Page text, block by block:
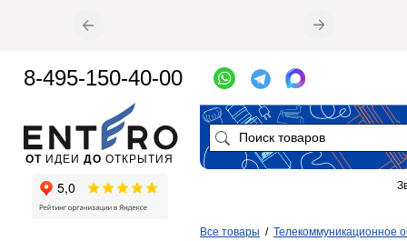
Все товары / Телекоммуникационное
ОТ ИДЕИ ДО ОТКРЫТИЯ
8-495-150-40-00